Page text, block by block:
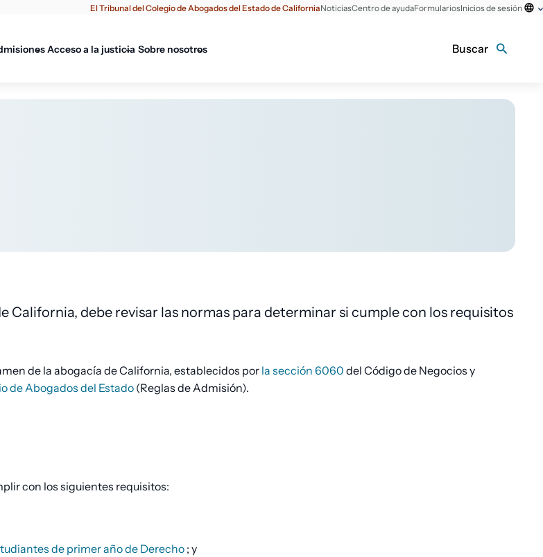
El Tribunal del Colegio de Abogados del Estado de CaliforniaNoticiasCentro de ayudaFormulariosInicios de sesión
Acceso a la justicia Sobre nosotros Buscar
California, debe revisar las normas para determinar si cumple con los requisitos
de la abogacía de California, establecidos porla sección 6060 del Código de Negocios y
de Abogados del Estado (Reglas de Admisión).
con los siguientes requisitos:
de primer año de Derecho ; y